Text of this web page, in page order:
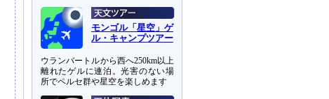
モンゴル「星空」ゲ
ル・キャンプツアー
ウランバートルから西へ250km以上
離れたゲルに連泊。光害のない場
所でペルセ群や星空を楽しめます